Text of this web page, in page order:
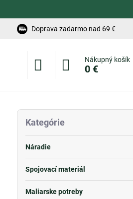
Doprava zadarmo nad 69 €
Nákupný košík
0 €
Kategórie
Náradie
Spojovací materiál
Maliarske potreby